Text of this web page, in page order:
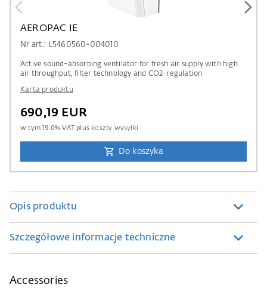
AEROPAC IE
Nr art.: L5460560-004010
Active sound-absorbing ventilator for fresh air supply with high
air throughput, filter technology and CO2-regulation
Karta produktu
690,19 EUR
w tym19.0% VAT plus koszty wysyłki
Do koszyka
Opis produktu
Szczegółowe informacje techniczne
Accessories